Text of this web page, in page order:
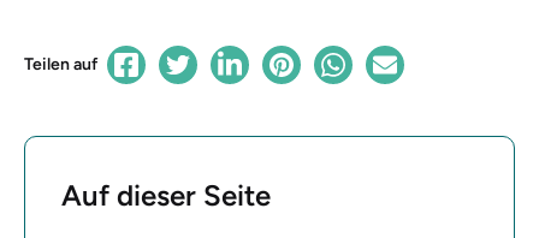
Teilen auf
Auf dieser Seite